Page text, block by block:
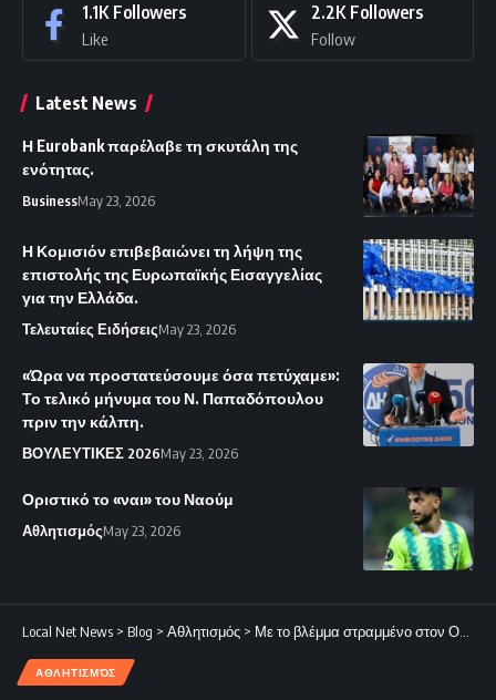
1.1K Followers
Like
2.2K Followers
Follow
Latest News
Η Eurobank παρέλαβε τη σκυτάλη της
ενότητας.
BusinessMay 23, 2026
Η Κομισιόν επιβεβαιώνει τη λήψη της
επιστολής της Ευρωπαϊκής Εισαγγελίας
για την Ελλάδα.
Τελευταίες ΕιδήσειςMay 23, 2026
«Ώρα να προστατεύσουμε όσα πετύχαμε»:
Το τελικό μήνυμα του Ν. Παπαδόπουλου
πριν την κάλπη.
ΒΟΥΛΕΥΤΙΚΕΣ 2026May 23, 2026
Οριστικό το «ναι» του Ναούμ
ΑθλητισμόςMay 23, 2026
Local Net News > Blog > Αθλητισμός > Με το βλέμμα στραμμένο στον Ολυμπιακό και την κατάσταση των αμφίβολων παικτών.
ΑΘΛΗΤΙΣΜΌΣ